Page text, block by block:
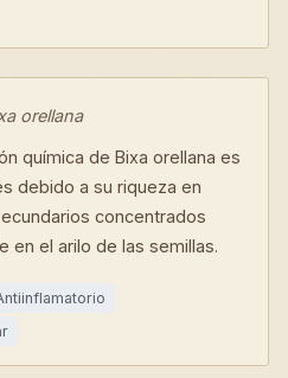
orellana
química de Bixa orellana es
debido a su riqueza en
concentrados
en el arilo de las semillas.